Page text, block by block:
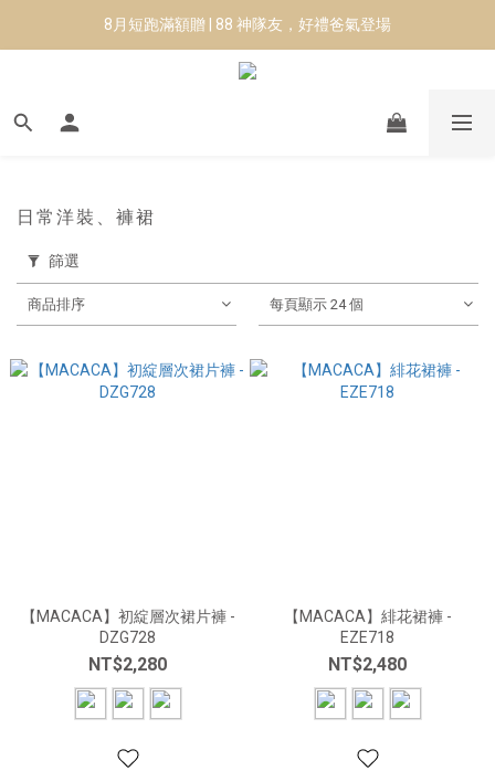
8月短跑滿額贈 | 88 神隊友，好禮爸氣登場
8月短跑滿額贈 | 88 神隊友，好禮爸氣登場
✨CURARING-韓國多功能深層按摩環｜新品預購88折！✨
Manduka-跟著青蛙去旅行｜快閃第二站-台南
日常洋裝、褲裙
篩選
商品排序 每頁顯示 24 個
【MACACA】初綻層次裙片褲 -
DZG728
NT$2,280
【MACACA】緋花裙褲 -
EZE718
NT$2,480